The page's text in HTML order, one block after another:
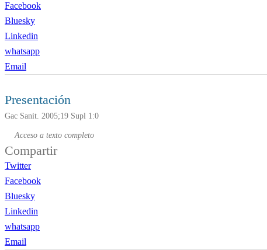
Facebook
Bluesky
Linkedin
whatsapp
Email
Presentación
Gac Sanit. 2005;19 Supl 1:0
Acceso a texto completo
Compartir
Twitter
Facebook
Bluesky
Linkedin
whatsapp
Email